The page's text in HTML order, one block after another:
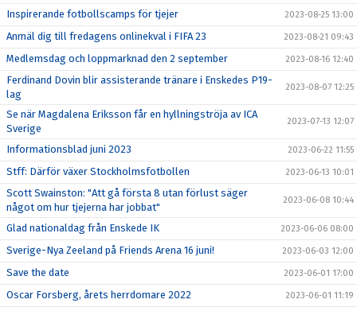
Inspirerande fotbollscamps för tjejer 2023-08-25 13:00
Anmäl dig till fredagens onlinekval i FIFA 23 2023-08-21 09:43
Medlemsdag och loppmarknad den 2 september 2023-08-16 12:40
Ferdinand Dovin blir assisterande tränare i Enskedes P19-
lag
2023-08-07 12:25
Se när Magdalena Eriksson får en hyllningströja av ICA
Sverige
2023-07-13 12:07
Informationsblad juni 2023 2023-06-22 11:55
Stff: Därför växer Stockholmsfotbollen 2023-06-13 10:01
Scott Swainston: "Att gå första 8 utan förlust säger
något om hur tjejerna har jobbat"
2023-06-08 10:44
Glad nationaldag från Enskede IK 2023-06-06 08:00
Sverige-Nya Zeeland på Friends Arena 16 juni! 2023-06-03 12:00
Save the date 2023-06-01 17:00
Oscar Forsberg, årets herrdomare 2022 2023-06-01 11:19